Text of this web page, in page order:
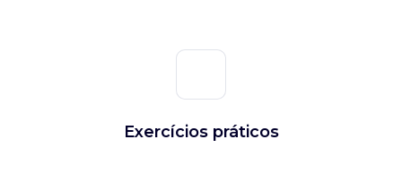
Exercícios práticos